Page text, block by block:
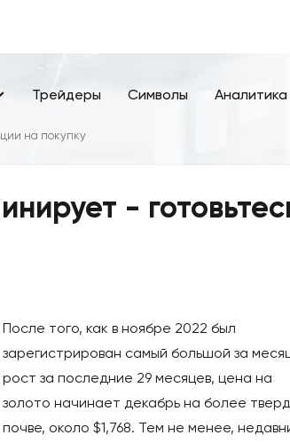
Трейдеры Символы Аналитика
на покупку
-
После того, как в ноябре 2022 был
зарегистрирован самый большой за
рост за последние 29 месяцев, цена на
золото начинает декабрь на более
почве, около $1,768. Тем не менее,